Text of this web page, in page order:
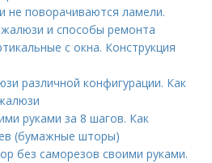
не поворачиваются ламели.
и способы ремонта
с окна. Конструкция
различной конфигурации. Как
руками за 8 шагов. Как
(бумажные шторы)
без саморезов своими руками.